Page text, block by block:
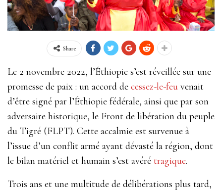
Share
Le 2 novembre 2022, l’Éthiopie s’est réveillée sur une
promesse de paix : un accord de cessez-le-feu venait
d’être signé par l’Éthiopie fédérale, ainsi que par son
adversaire historique, le Front de libération du peuple
du Tigré (FLPT). Cette accalmie est survenue à
l’issue d’un conflit armé ayant dévasté la région, dont
le bilan matériel et humain s’est avéré tragique.
Trois ans et une multitude de délibérations plus tard,